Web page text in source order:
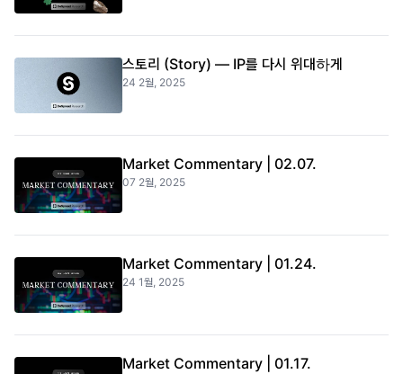
스토리 (Story) — IP를 다시 위대하게
24 2월, 2025
Market Commentary | 02.07.
07 2월, 2025
Market Commentary | 01.24.
24 1월, 2025
Market Commentary | 01.17.